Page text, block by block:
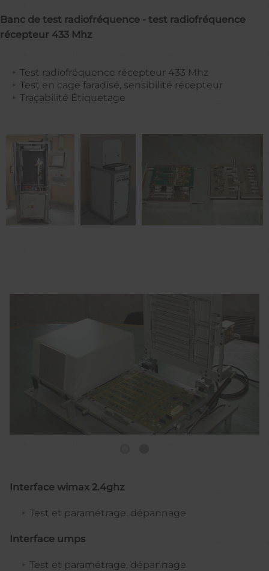
Banc de test radiofréquence - test radiofréquence
récepteur 433 Mhz​​​
Test radiofréquence récepteur 433 Mhz
Test en cage faradisé, sensibilité récepteur
Traçabilité Étiquetage
Interface wimax 2.4ghz
Test et paramétrage, dépannage
Interface umps
Test et paramétrage, dépannage